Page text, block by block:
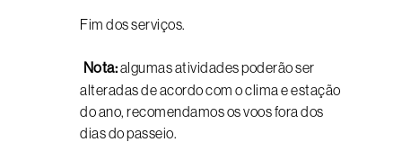
Fim dos serviços.
Nota:algumas atividades poderão ser
alteradas de acordo com o clima e estação
do ano, recomendamos os voos fora dos
dias do passeio.